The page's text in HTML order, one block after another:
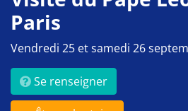
Paris
Vendredi 25 et samedi 26
Se renseigner